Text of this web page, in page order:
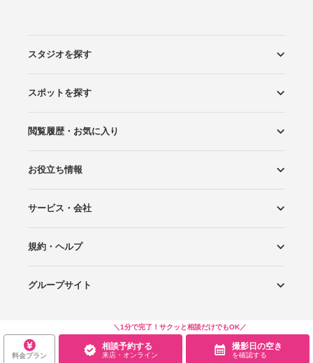
＼1分で完了！サクッと相談だけでもOK／
料金プラン
相談予約する
来店・オンライン
撮影日の空き
を確認する
スタジオを探す
エリアから探す
こだわりから探す
NEW PHOTO STYLE
プランから探す
フォトタイプ診断
フォトグラファーから探す
国内リゾートから探す
スポットを探す
ロケーションから探す
スタジオから探す
閲覧履歴・お気に入り
閲覧スタジオ
お気に入り
お役立ち情報
Wedding Photo マガジン
はじめてガイド
サービス・会社
Photoraitとは
スタジオの掲載について
お問い合わせ
運営会社
サイトマップ
規約・ヘルプ
プライバシーポリシー
利用規約
ヘルプ
グループサイト
Wedding Park 海外
Copyright©WEDDING PARK CO.,LTD.